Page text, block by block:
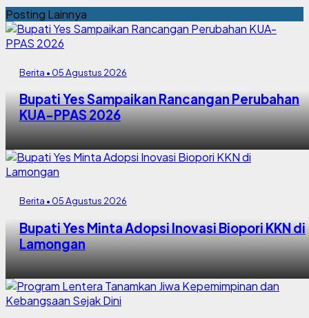
Posting Lainnya
Berita • 05 Agustus 2026
Bupati Yes Sampaikan Rancangan Perubahan
KUA-PPAS 2026
Berita • 05 Agustus 2026
Bupati Yes Minta Adopsi Inovasi Biopori KKN di
Lamongan